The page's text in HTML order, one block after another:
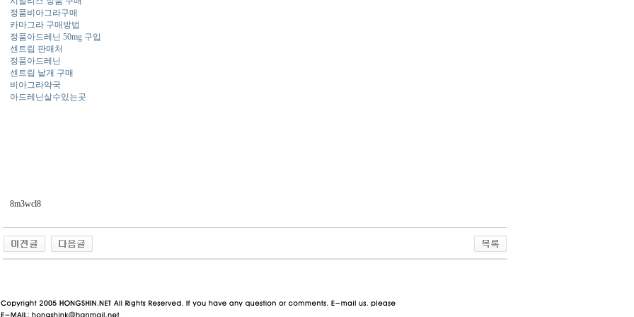
정품비아그라구매
카마그라 구매방법
정품아드레닌 50mg 구입
센트립 판매처
정품아드레닌
센트립 낱개 구매
비아그라약국
아드레닌살수있는곳
8m3wcl8